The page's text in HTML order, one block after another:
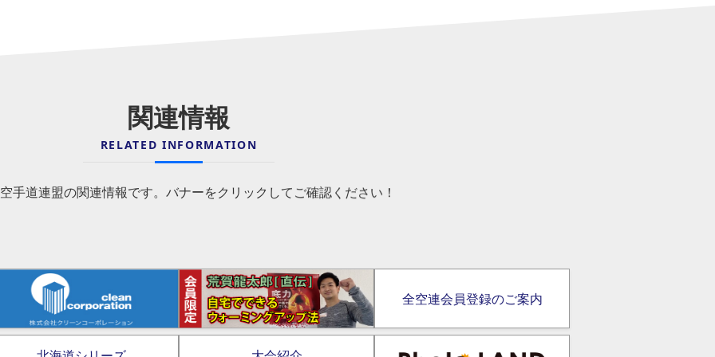
関連情報
RELATED INFORMATION
手道連盟の関連情報です。バナーをクリックしてご確認ください！
全空連会員登録のご案内